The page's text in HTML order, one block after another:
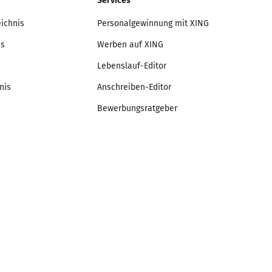
Personalgewinnung mit XING
Werben auf XING
Lebenslauf-Editor
Anschreiben-Editor
Bewerbungsratgeber